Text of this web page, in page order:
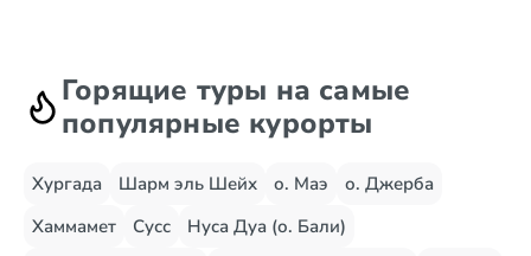
Горящие туры на самые
популярные курорты
Хургада Шарм эль Шейх о. Маэ
о. Джерба
Хаммамет
Сусс
Нуса Дуа (о. Бали)